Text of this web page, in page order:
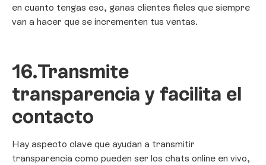
en cuanto tengas eso, ganas clientes fieles que siempre
van a hacer que se incrementen tus ventas.
16.Transmite
transparencia y facilita el
contacto
Hay aspecto clave que ayudan a transmitir
transparencia como pueden ser los chats online en vivo,